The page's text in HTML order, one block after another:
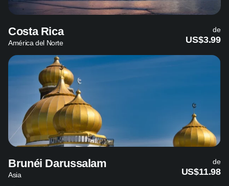
Costa Rica
América del Norte
de
US$3.99
Brunéi Darussalam
Asia
de
US$11.98